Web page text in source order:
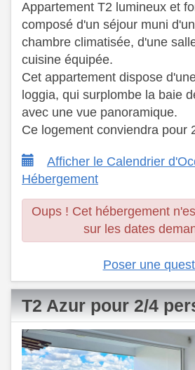
Appartement T2 lumineux et
composé d'un séjour muni
chambre climatisée, d'une
cuisine équipée.
Cet appartement dispose
loggia, qui surplombe la baie
avec une vue panoramique.
Ce logement conviendra pour
Afficher le Calendrier
Hébergement
Oups ! Cet hébergement
sur les dates
Poser une
T2 Azur pour 2/4
Previous